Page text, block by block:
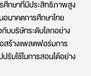
ศึกษาที่มีประสิทธิภาพสูง
อนาคตการศึกษาไทย
บบริษัทระดับโลกอย่าง
สร้างแพลตฟอร์มการ
รับใช้ในการสอนได้อย่าง